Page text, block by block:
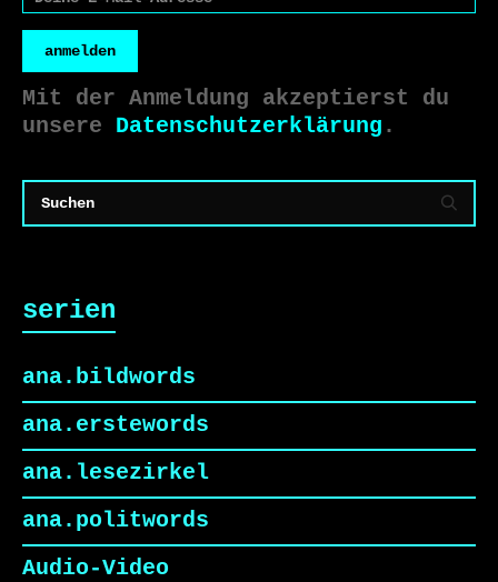
anmelden
Mit der Anmeldung akzeptierst du
unsere Datenschutzerklärung .
serien
ana.bildwords
ana.erstewords
ana.lesezirkel
ana.politwords
Audio-Video